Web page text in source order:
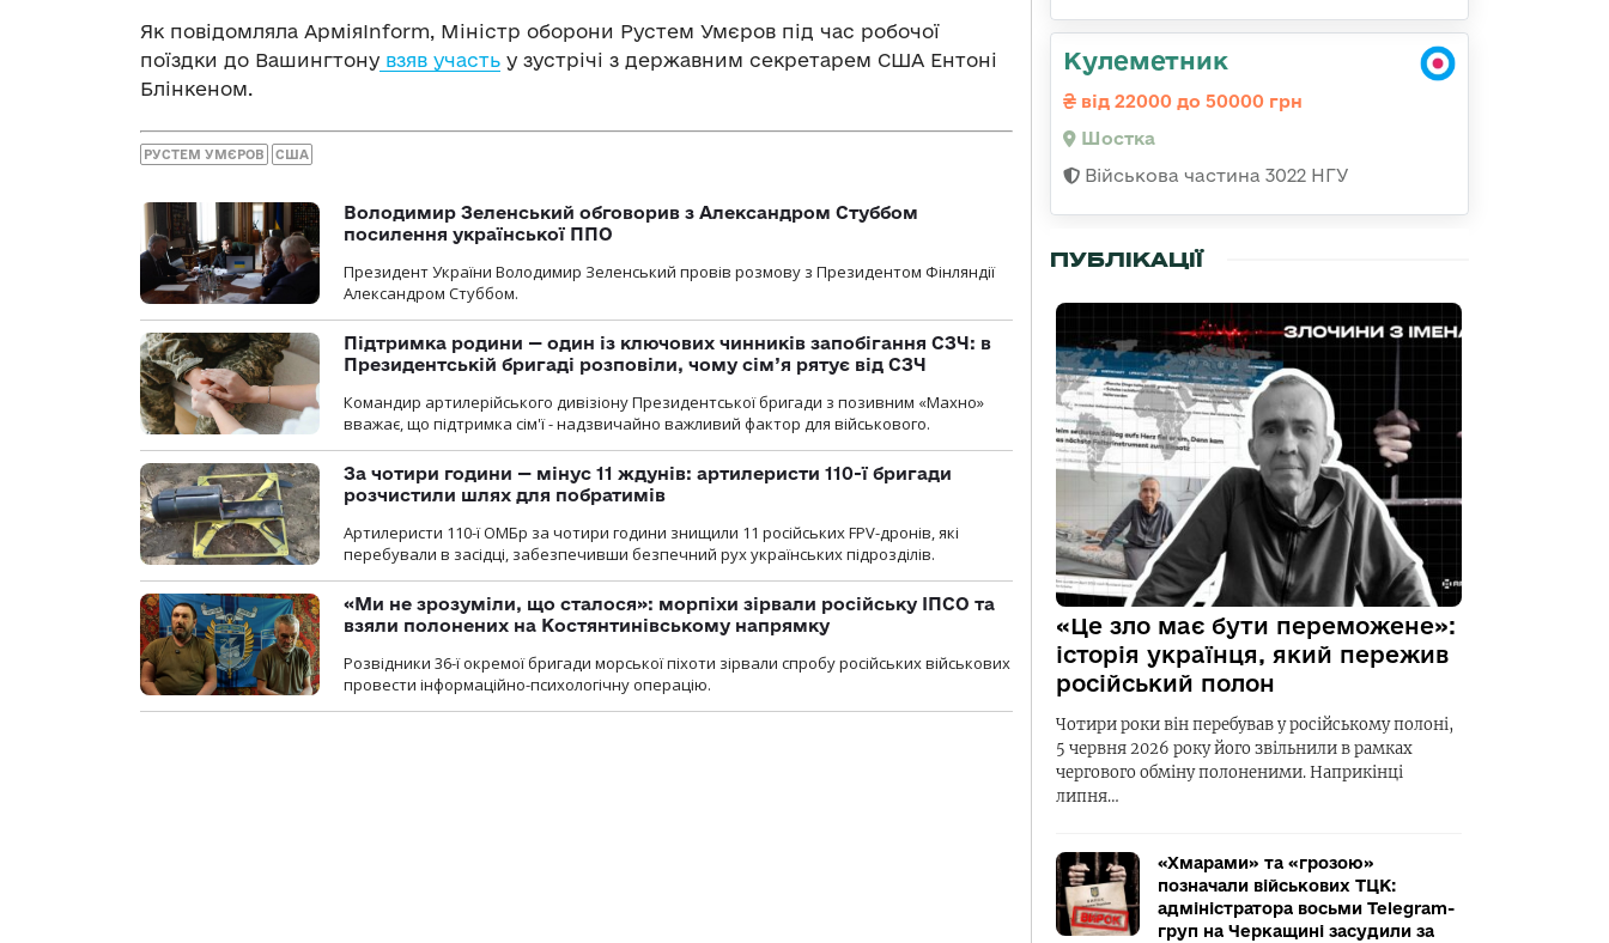
Як повідомляла АрміяInform, Міністр оборони Рустем Умєров під час робочої
поїздки до Вашингтону взяв участь у зустрічі з державним секретарем США Ентоні
Блінкеном.
РУСТЕМ УМЄРОВ США
Володимир Зеленський обговорив з Александром Стуббом
посилення української ППО
Президент України Володимир Зеленський провів розмову з Президентом Фінляндії
Александром Стуббом.
Підтримка родини — один із ключових чинників запобігання СЗЧ: в
Президентській бригаді розповіли, чому сім’я рятує від СЗЧ
Командир артилерійського дивізіону Президентської бригади з позивним «Махно»
вважає, що підтримка сім'ї - надзвичайно важливий фактор для військового.
За чотири години — мінус 11 ждунів: артилеристи 110-ї бригади
розчистили шлях для побратимів
Артилеристи 110-ї ОМБр за чотири години знищили 11 російських FPV-дронів, які
перебували в засідці, забезпечивши безпечний рух українських підрозділів.
«Ми не зрозуміли, що сталося»: морпіхи зірвали російську ІПСО та
взяли полонених на Костянтинівському напрямку
Розвідники 36-ї окремої бригади морської піхоти зірвали спробу російських військових
провести інформаційно-психологічну операцію.
Кулеметник
від 22000 до 50000 грн
Шостка
Військова частина 3022 НГУ
ПУБЛІКАЦІЇ
«Це зло має бути переможене»:
історія українця, який пережив
російський полон
Чотири роки він перебував у російському полоні,
5 червня 2026 року його звільнили в рамках
чергового обміну полоненими. Наприкінці
липня…
«Хмарами» та «грозою»
позначали військових ТЦК:
адміністратора восьми Telegram-
груп на Черкащині засудили за